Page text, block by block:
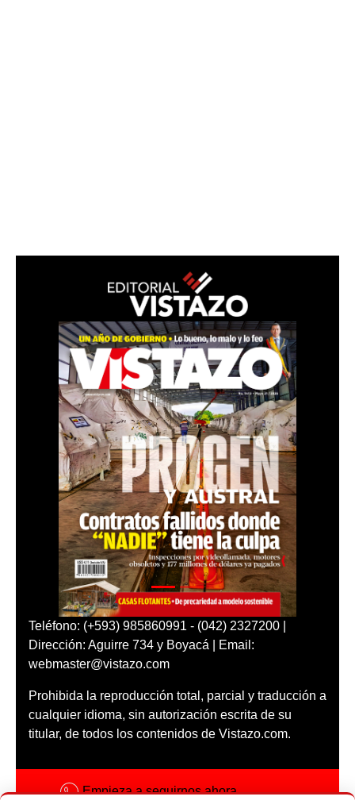
Teléfono: (+593) 985860991 - (042) 2327200 |
Dirección: Aguirre 734 y Boyacá | Email:
webmaster@vistazo.com
Prohibida la reproducción total, parcial y traducción a
cualquier idioma, sin autorización escrita de su
titular, de todos los contenidos de Vistazo.com.
Empieza a seguirnos ahora